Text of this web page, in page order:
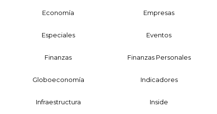
Economía Empresas
Especiales Eventos
Finanzas Finanzas Personales
Globoeconomía Indicadores
Infraestructura Inside